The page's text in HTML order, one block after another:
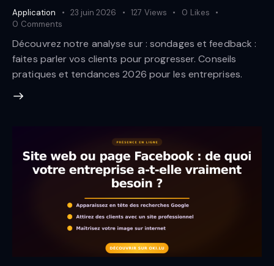
Application 23 juin 2026 127 Views 0 Likes
0 Comments
Découvrez notre analyse sur : sondages et feedback :
faites parler vos clients pour progresser. Conseils
pratiques et tendances 2026 pour les entreprises.